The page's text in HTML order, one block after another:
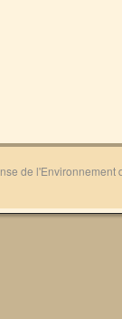
de l'Environnement